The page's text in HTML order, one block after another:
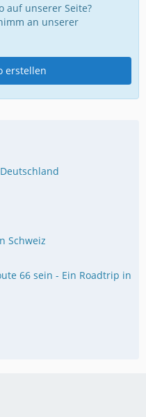
auf unserer Seite?
an unserer
erstellen
Schweiz
66 sein - Ein Roadtrip in